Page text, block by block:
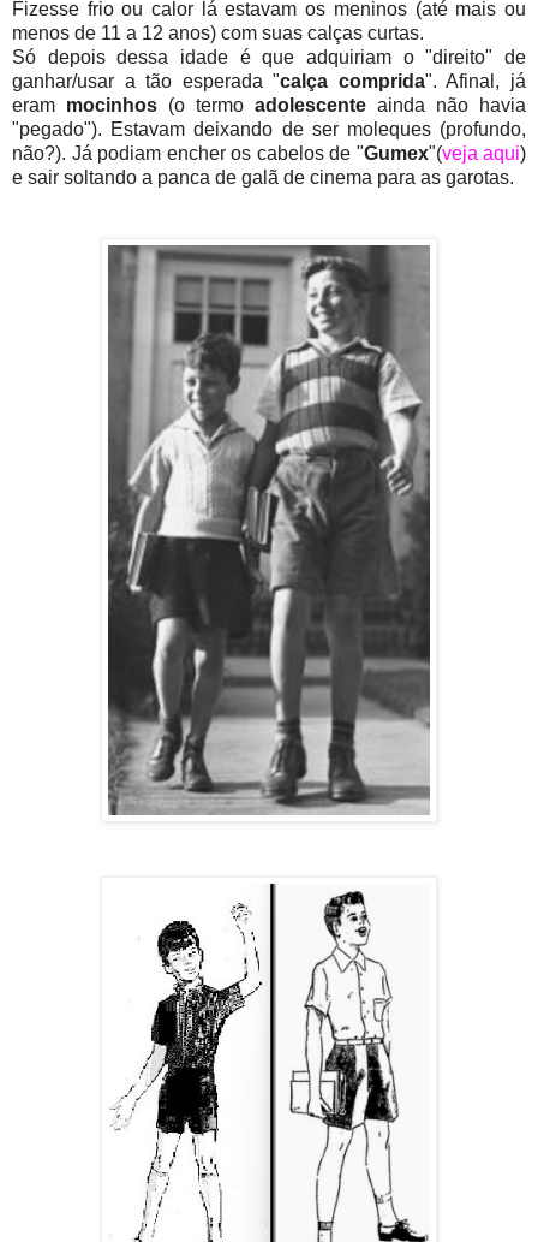
Fizesse frio ou calor lá estavam os meninos (até mais ou
menos de 11 a 12 anos) com suas calças curtas.
Só depois dessa idade é que adquiriam o "direito" de
ganhar/usar a tão esperada "calça comprida". Afinal, já
eram mocinhos (o termo adolescente ainda não havia
"pegado"). Estavam deixando de ser moleques (profundo,
não?). Já podiam encher os cabelos de "Gumex"(veja aqui)
e sair soltando a panca de galã de cinema para as garotas.